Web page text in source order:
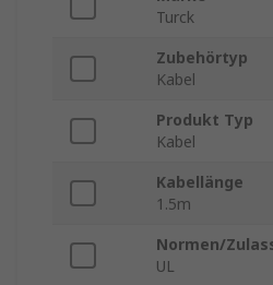
Turck
Zubehörtyp
Kabel
Produkt Typ
Kabel
Kabellänge
1.5m
Normen/
UL